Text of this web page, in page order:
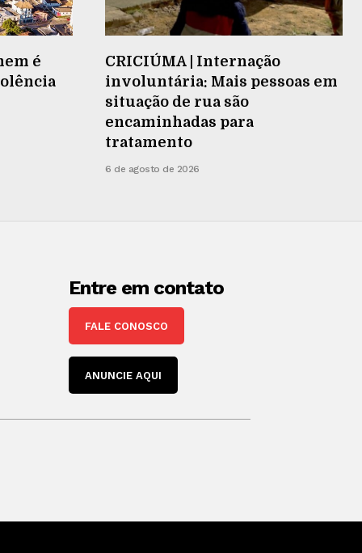
é
CRICIÚMA | Internação
involuntária: Mais pessoas em
situação de rua são
encaminhadas para
tratamento
6 de agosto de 2026
Entre em contato
FALE CONOSCO
ANUNCIE AQUI